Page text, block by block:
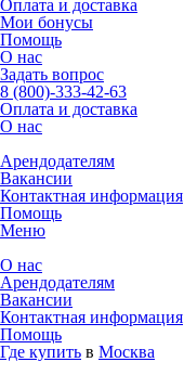
Оплата и доставка
Мои бонусы
Помощь
О нас
Задать вопрос
8 (800)-333-42-63
Оплата и доставка
О нас
Арендодателям
Вакансии
Контактная информация
Помощь
Меню
О нас
Арендодателям
Вакансии
Контактная информация
Помощь
Где купить в Москва